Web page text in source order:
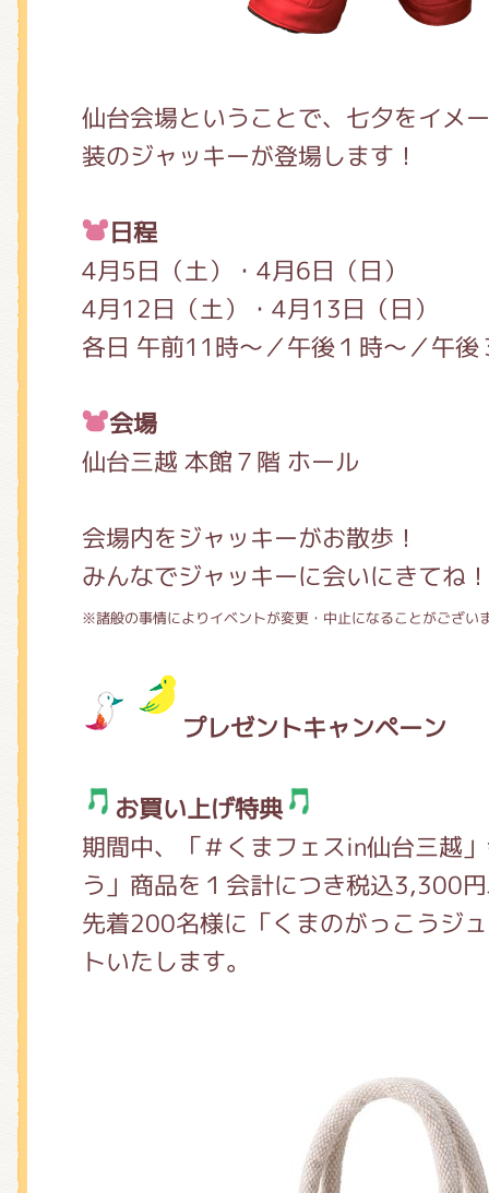
仙台会場ということで、七夕をイメ
装のジャッキーが登場します！
日程
4月5日（土）・4月6日（日）
4月12日（土）・4月13日（日）
各日 午前11時～／午後１時～／午後
会場
仙台三越 本館７階 ホール
会場内をジャッキーがお散歩！
みんなでジャッキーに会いにきてね！
※諸般の事情によりイベントが変更・中止になることがござい
プレゼントキャンペーン
お買い上げ特典
期間中、「＃くまフェスin仙台三越
う」商品を１会計につき税込3,300
先着200名様に「くまのがっこうジ
トいたします。